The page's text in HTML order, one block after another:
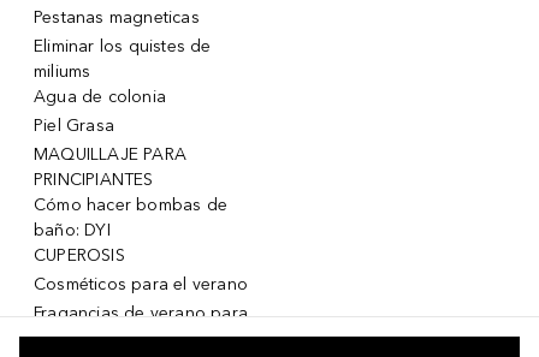
Pestanas magneticas
Eliminar los quistes de
miliums
Agua de colonia
Piel Grasa
MAQUILLAJE PARA
PRINCIPIANTES
Cómo hacer bombas de
baño: DYI
CUPEROSIS
Cosméticos para el verano
Fragancias de verano para
mujeres